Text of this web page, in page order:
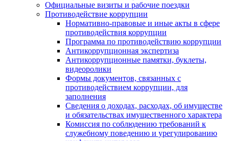
Официальные визиты и рабочие поездки
Противодействие коррупции
Нормативно-правовые и иные акты в сфере
противодействия коррупции
Программа по противодействию коррупции
Антикоррупционная экспертиза
Антикоррупционные памятки, буклеты,
видеоролики
Формы документов, связанных с
противодействием коррупции, для
заполнения
Сведения о доходах, расходах, об имуществе
и обязательствах имущественного характера
Комиссия по соблюдению требований к
служебному поведению и урегулированию